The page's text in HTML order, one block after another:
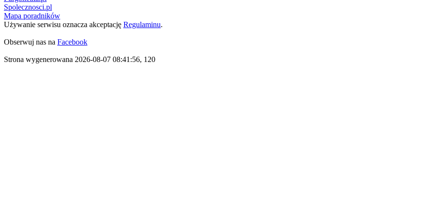
Spolecznosci.pl
Mapa poradników
Używanie serwisu oznacza akceptację Regulaminu.
Obserwuj nas na Facebook
Strona wygenerowana 2026-08-07 08:41:56, 120